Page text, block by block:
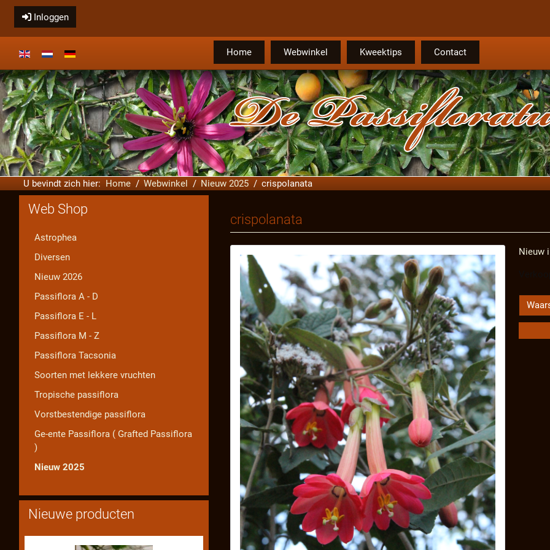
Inloggen
Selecteer de taal Home Webwinkel Kweektips Contact
U bevindt zich hier: Home Webwinkel Nieuw 2025 crispolanata
crispolanata
Nieuw
Web Shop
Astrophea
Diversen
Nieuw 2026
Passiflora A - D
Passiflora E - L
Passiflora M - Z
Passiflora Tacsonia
Soorten met lekkere vruchten
Tropische passiflora
Vorstbestendige passiflora
Ge-ente Passiflora ( Grafted Passiflora
)
Nieuw 2025
Nieuwe producten